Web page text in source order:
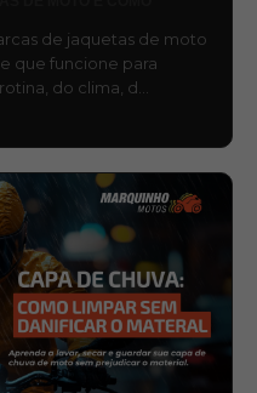
de jaquetas de moto
que funcione para
do clima, d…